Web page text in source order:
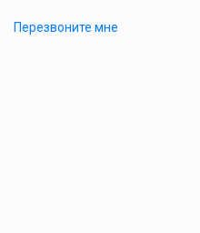
Перезвоните мне